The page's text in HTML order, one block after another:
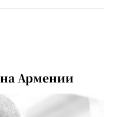
Армении